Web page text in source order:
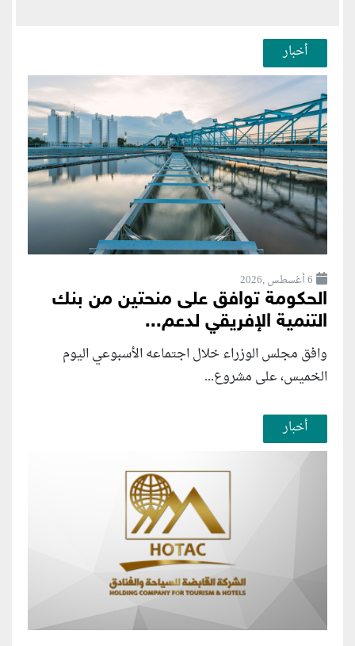
أخبار
6 أغسطس ,2026
الحكومة توافق على منحتين من بنك
التنمية الإفريقي لدعم...
وافق مجلس الوزراء خلال اجتماعه الأسبوعي اليوم
الخميس، على مشروع...
أخبار